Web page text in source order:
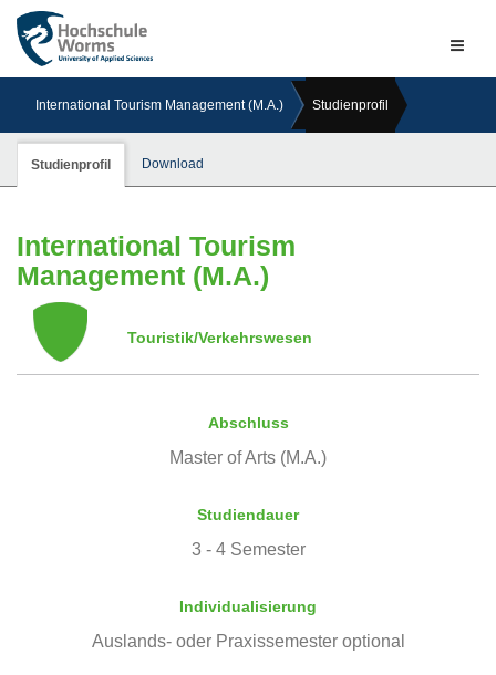
International Tourism Management (M.A.) Studienprofil
Studienprofil Download
International Tourism
Management (M.A.)
Touristik/Verkehrswesen
Abschluss
Master of Arts (M.A.)
Studiendauer
3 - 4 Semester
Individualisierung
Auslands- oder Praxissemester optional